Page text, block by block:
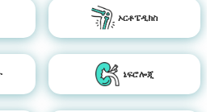
ኦርቶፔዲክስ
ኔፍሮሎጂ